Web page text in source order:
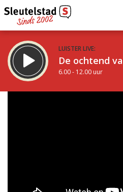
LUISTER LIVE:
De ochtend
6.00 - 12.00 uur